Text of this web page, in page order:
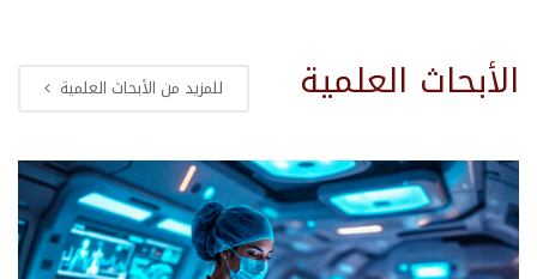
الأبحاث العلمية للمزيد من الأبحاث العلمية